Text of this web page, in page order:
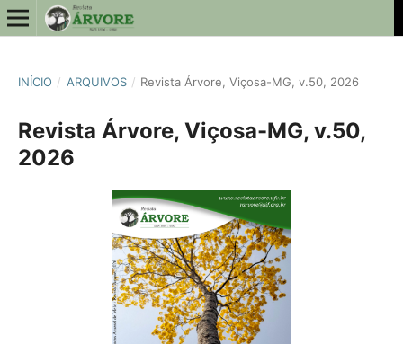
INÍCIO / ARQUIVOS / Revista Árvore, Viçosa-MG, v.50, 2026
Revista Árvore, Viçosa-MG, v.50,
2026